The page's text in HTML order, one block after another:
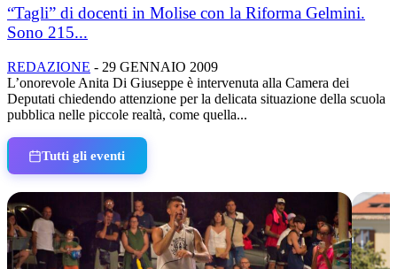
“Tagli” di docenti in Molise con la Riforma Gelmini.
Sono 215...
REDAZIONE - 29 GENNAIO 2009
L’onorevole Anita Di Giuseppe è intervenuta alla Camera dei
Deputati chiedendo attenzione per la delicata situazione della scuola
pubblica nelle piccole realtà, come quella...
Tutti gli eventi